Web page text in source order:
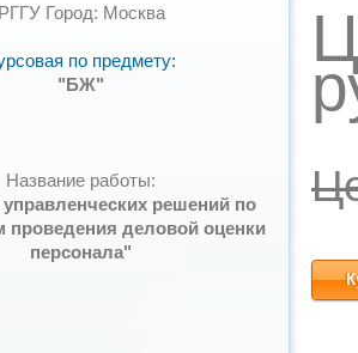
РГГУ Город: Москва
по предмету:
"БЖ"
Название работы:
решений по
проведения деловой оценки
персонала"